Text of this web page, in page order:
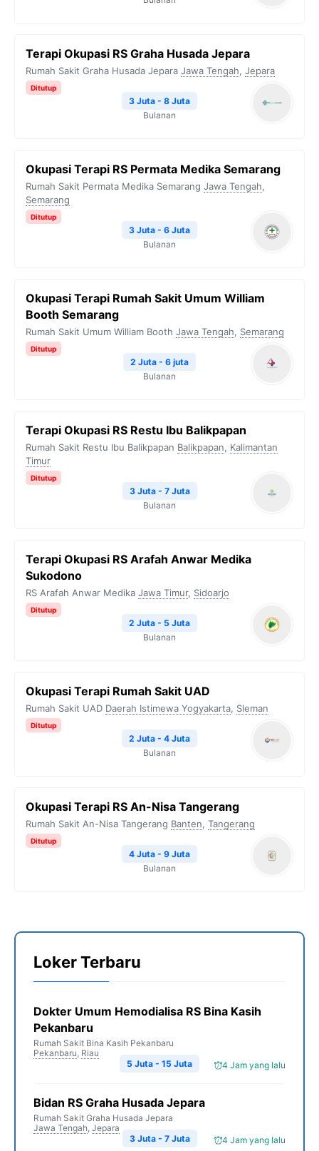
Terapi Okupasi RS Graha Husada Jepara
Rumah Sakit Graha Husada Jepara Jawa Tengah, Jepara
Ditutup
3 Juta - 8 Juta
Bulanan
Okupasi Terapi RS Permata Medika Semarang
Rumah Sakit Permata Medika Semarang Jawa Tengah,
Semarang
Ditutup
3 Juta - 6 Juta
Bulanan
Okupasi Terapi Rumah Sakit Umum William
Booth Semarang
Rumah Sakit Umum William Booth Jawa Tengah, Semarang
Ditutup
2 Juta - 6 juta
Bulanan
Terapi Okupasi RS Restu Ibu Balikpapan
Rumah Sakit Restu Ibu Balikpapan Balikpapan, Kalimantan
Timur
Ditutup
3 Juta - 7 Juta
Bulanan
Terapi Okupasi RS Arafah Anwar Medika
Sukodono
RS Arafah Anwar Medika Jawa Timur, Sidoarjo
Ditutup
2 Juta - 5 Juta
Bulanan
Okupasi Terapi Rumah Sakit UAD
Rumah Sakit UAD Daerah Istimewa Yogyakarta, Sleman
Ditutup
2 Juta - 4 Juta
Bulanan
⁠Okupasi Terapi RS An-Nisa Tangerang
Rumah Sakit An-Nisa Tangerang Banten, Tangerang
Ditutup
4 Juta - 9 Juta
Bulanan
Loker Terbaru
Dokter Umum Hemodialisa RS Bina Kasih
Pekanbaru
Rumah Sakit Bina Kasih Pekanbaru
Pekanbaru, Riau
4 Jam yang lalu
5 Juta - 15 Juta
Bidan RS Graha Husada Jepara
Rumah Sakit Graha Husada Jepara
Jawa Tengah, Jepara
4 Jam yang lalu
3 Juta - 7 Juta